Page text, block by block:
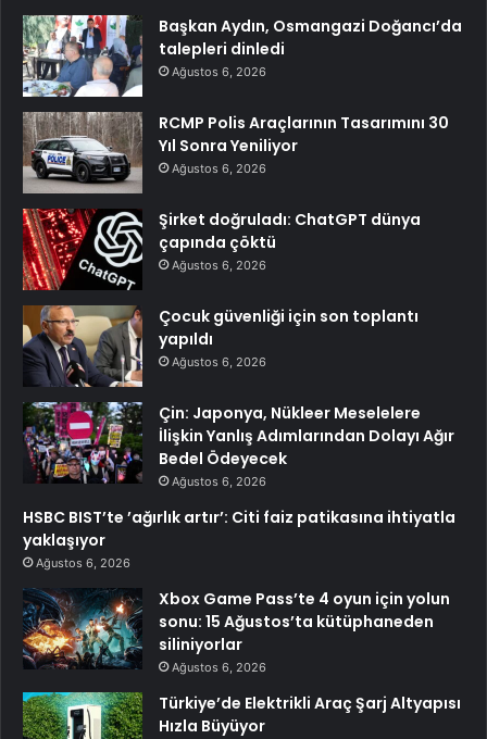
Başkan Aydın, Osmangazi Doğancı’da
talepleri dinledi
Ağustos 6, 2026
RCMP Polis Araçlarının Tasarımını 30
Yıl Sonra Yeniliyor
Ağustos 6, 2026
Şirket doğruladı: ChatGPT dünya
çapında çöktü
Ağustos 6, 2026
Çocuk güvenliği için son toplantı
yapıldı
Ağustos 6, 2026
Çin: Japonya, Nükleer Meselelere
İlişkin Yanlış Adımlarından Dolayı Ağır
Bedel Ödeyecek
Ağustos 6, 2026
HSBC BIST’te ’ağırlık artır’: Citi faiz patikasına ihtiyatla
yaklaşıyor
Ağustos 6, 2026
Xbox Game Pass’te 4 oyun için yolun
sonu: 15 Ağustos’ta kütüphaneden
siliniyorlar
Ağustos 6, 2026
Türkiye’de Elektrikli Araç Şarj Altyapısı
Hızla Büyüyor